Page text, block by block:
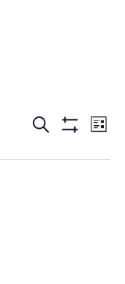
búsqueda
Buscar
de
Lista